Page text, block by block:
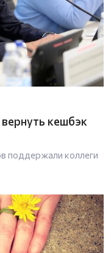
кешбэк
поддержали коллеги